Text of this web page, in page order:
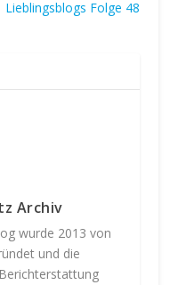
Lieblingsblogs Folge 48
Archiv
wurde 2013 von
und die